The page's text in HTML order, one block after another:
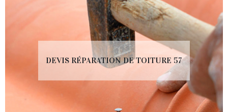
DEVIS RÉPARATION DE TOITURE 57